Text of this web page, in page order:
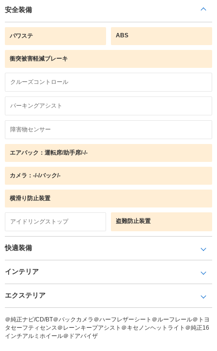
安全装備
パワステ ABS
衝突被害軽減ブレーキ
クルーズコントロール
パーキングアシスト
障害物センサー
エアバック：運転席/助手席/-/-
カメラ：-/-/バック/-
横滑り防止装置
アイドリングストップ 盗難防止装置
快適装備
インテリア
エクステリア
＠純正ナビ/CD/BT＠バックカメラ＠ハーフレザーシート＠ルーフレール＠トヨ
タセーフティセンス＠レーンキープアシスト＠キセノンヘットライト＠純正16
インチアルミホイール＠ドアバイザ